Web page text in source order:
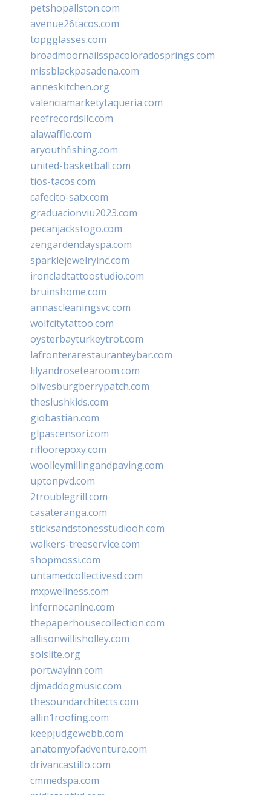
petshopallston.com
avenue26tacos.com
topgglasses.com
broadmoornailsspacoloradosprings.com
missblackpasadena.com
anneskitchen.org
valenciamarketytaqueria.com
reefrecordsllc.com
alawaffle.com
aryouthfishing.com
united-basketball.com
tios-tacos.com
cafecito-satx.com
graduacionviu2023.com
pecanjackstogo.com
zengardendayspa.com
sparklejewelryinc.com
ironcladtattoostudio.com
bruinshome.com
annascleaningsvc.com
wolfcitytattoo.com
oysterbayturkeytrot.com
lafronterarestauranteybar.com
lilyandrosetearoom.com
olivesburgberrypatch.com
theslushkids.com
giobastian.com
glpascensori.com
rifloorepoxy.com
woolleymillingandpaving.com
uptonpvd.com
2troublegrill.com
casateranga.com
sticksandstonesstudiooh.com
walkers-treeservice.com
shopmossi.com
untamedcollectivesd.com
mxpwellness.com
infernocanine.com
thepaperhousecollection.com
allisonwillisholley.com
solslite.org
portwayinn.com
djmaddogmusic.com
thesoundarchitects.com
allin1roofing.com
keepjudgewebb.com
anatomyofadventure.com
drivancastillo.com
cmmedspa.com